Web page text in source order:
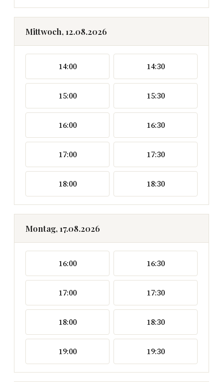
Mittwoch, 12.08.2026
14:00 14:30
15:00 15:30
16:00 16:30
17:00 17:30
18:00 18:30
Montag, 17.08.2026
16:00 16:30
17:00 17:30
18:00 18:30
19:00 19:30